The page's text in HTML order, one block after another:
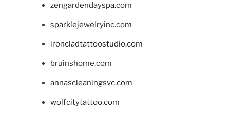
zengardendayspa.com
sparklejewelryinc.com
ironcladtattoostudio.com
bruinshome.com
annascleaningsvc.com
wolfcitytattoo.com